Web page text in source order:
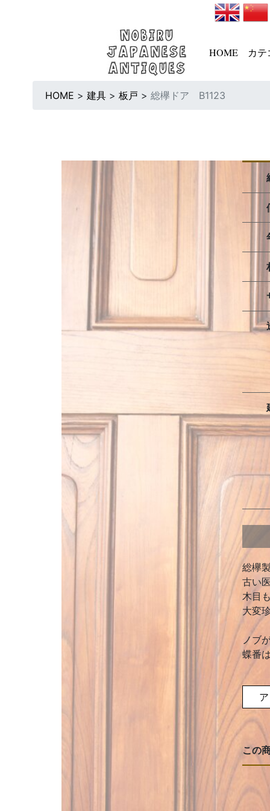
HOME カ
HOME > 建具 > 板戸 > 総欅ドア B1123
総欅
古い
木目
大変
ノブ
蝶番
この